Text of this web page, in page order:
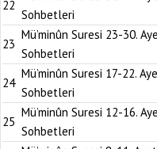
22
Sohbetleri
23
Mü’minûn Suresi 23-30.
Sohbetleri
24
Mü’minûn Suresi 17-22.
Sohbetleri
25
Mü’minûn Suresi 12-16.
Sohbetleri